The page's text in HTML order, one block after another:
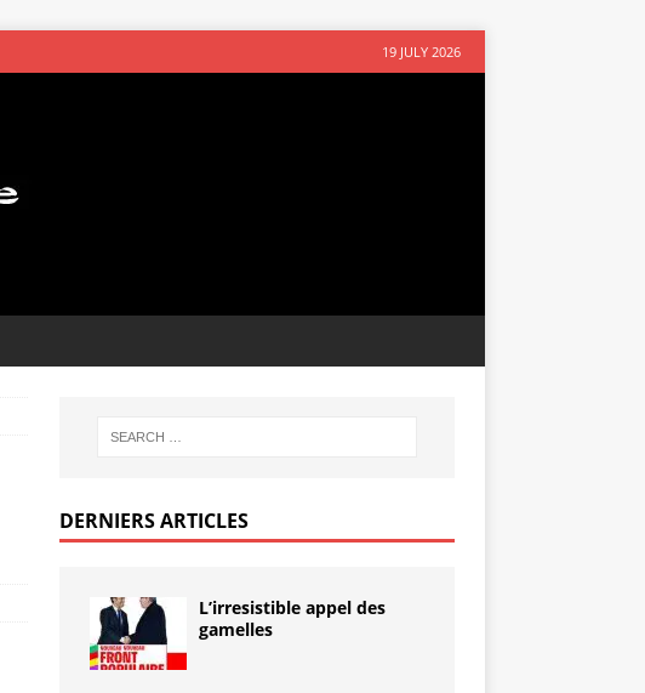
19 JULY 2026
DERNIERS ARTICLES
L’irresistible appel des
gamelles